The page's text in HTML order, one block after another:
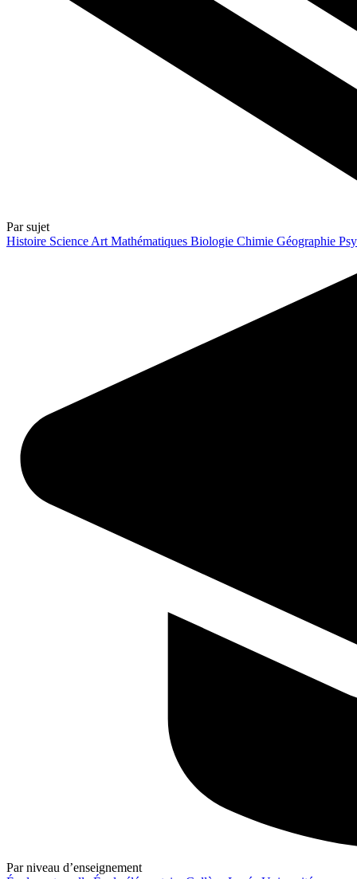
Par sujet
Histoire Science Art Mathématiques Biologie Chimie Géographie
Par niveau d’enseignement